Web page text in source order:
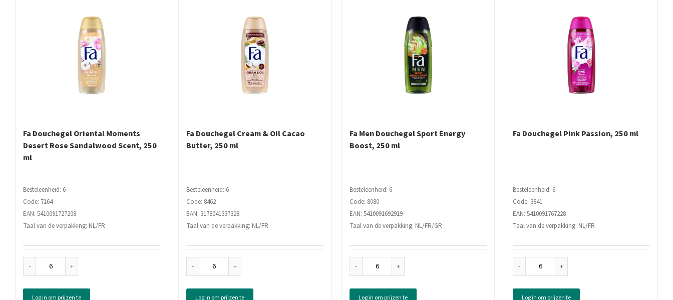
Fa Douchegel Oriental Moments
Desert Rose Sandalwood Scent, 250
ml
Besteleenheid: 6
Code: 7164
EAN: 5410091727208
Taal van de verpakking: NL/FR
Fa
Oriental
Log in om prijzen te
Fa Douchegel Cream & Oil Cacao
Butter, 250 ml
Besteleenheid: 6
Code: 8462
EAN: 3178041337328
Taal van de verpakking: NL/FR
Fa
Cream
Log in om prijzen te
Fa Men Douchegel Sport Energy
Boost, 250 ml
Besteleenheid: 6
Code: 8080
EAN: 5410091692919
Taal van de verpakking: NL/FR/GR
Fa
Douchegel
Log in om prijzen te
Fa Douchegel Pink Passion, 250 ml
Besteleenheid: 6
Code: 3841
EAN: 5410091767228
Taal van de verpakking: NL/FR
Fa
Pink
Log in om prijzen te